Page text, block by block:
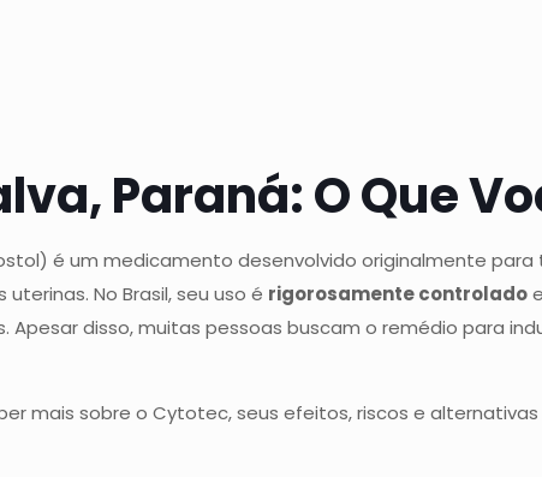
Paraná: O Que
é um medicamento desenvolvido originalmente
No Brasil, seu uso é rigorosamente controlado
disso, muitas pessoas buscam o remédio para
mais sobre o Cytotec, seus efeitos, riscos e